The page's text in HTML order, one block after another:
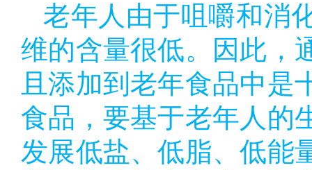
老年人由于咀嚼和消
维的含量很低。因此，
且添加到老年食品中是
食品，要基于老年人的
发展低盐、低脂、低能